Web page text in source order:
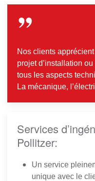
Nos clients
projet d’installation
tous les aspects
La mécanique,
Services
Pollitzer:
Un service
unique avec le